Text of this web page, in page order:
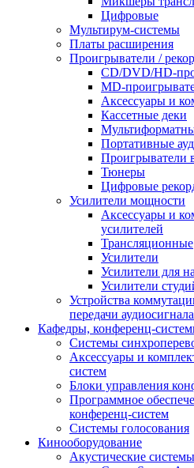
Цифровые
Мультирум-системы
Платы расширения
Проигрыватели /
CD/DVD/HD-
MD-
Аксессуары и
Кассетные деки
Портативные
Проигрыватели
Тюнеры
Цифровые
Усилители мощности
Аксессуары и
усилителей
Трансляционные
Усилители
Усилители для
Усилители
Устройства
передачи аудиосигнала
Кафедры, конференц-
Cистемы
Аксессуары и
систем
Блоки управления
Программное
конференц-систем
Системы голосования
Кинооборудование
Акустические